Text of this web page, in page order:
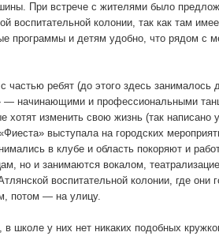
При встрече с жителями было
воспитательной колонии, так как там
программы и детям удобно, что рядом с
ребят (до этого здесь занималось
— начинающими и профессиональными
хотят изменить свою жизнь (так
выступала на городских
в клубе и область покоряют и
но и занимаются вокалом,
воспитательной колонии, где они
потом — на улицу.
в школе у них нет никаких подобных